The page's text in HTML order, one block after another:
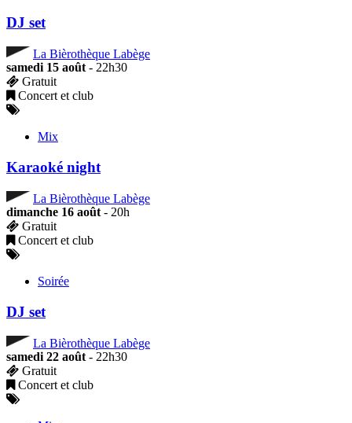
DJ set
La Bièrothèque Labège
samedi 15 août- 22h30
Gratuit
Concert et club
Mix
Karaoké night
La Bièrothèque Labège
dimanche 16 août- 20h
Gratuit
Concert et club
Soirée
DJ set
La Bièrothèque Labège
samedi 22 août- 22h30
Gratuit
Concert et club